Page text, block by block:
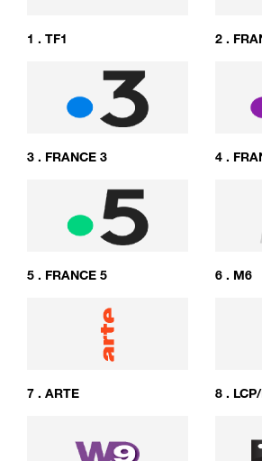
1 . TF1 2 .
3 . FRANCE 3 4 .
5 . FRANCE 5 6 . M6
7 . ARTE 8 .